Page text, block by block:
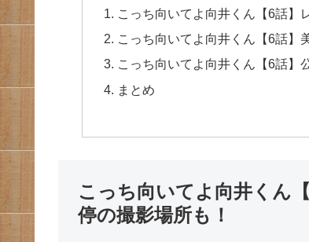
こっち向いてよ向井くん【6話】
こっち向いてよ向井くん【6話】
こっち向いてよ向井くん【6話】
まとめ
こっち向いてよ向井くん
停の撮影場所も！